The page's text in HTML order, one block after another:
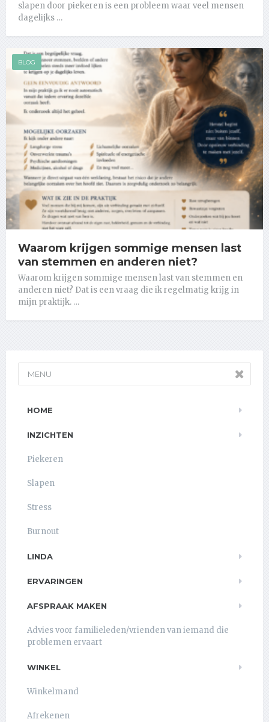
slapen door piekeren is een probleem waar veel mensen
dagelijks …
BLOG
Waarom krijgen sommige mensen last
van stemmen en anderen niet?
Waarom krijgen sommige mensen last van stemmen en
anderen niet? Dat is een vraag die ik regelmatig krijg in
mijn praktijk. …
MENU
HOME
INZICHTEN
Piekeren
Slapen
Stress
Burnout
LINDA
ERVARINGEN
AFSPRAAK MAKEN
Advies voor familieleden/vrienden van iemand die
problemen ervaart
WINKEL
Winkelmand
Afrekenen